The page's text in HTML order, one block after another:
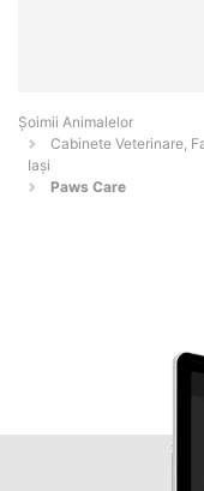
Şoimii Animalelor
Cabinete Veterinare,
Iaşi
Paws Care